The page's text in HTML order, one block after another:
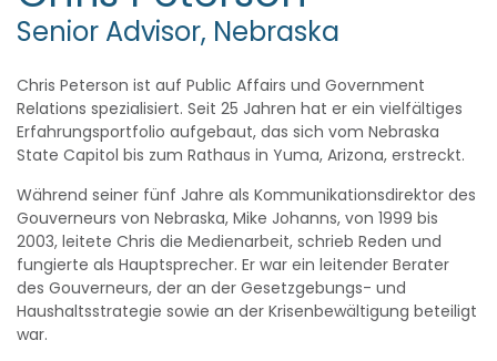
Senior Advisor, Nebraska
Chris Peterson ist auf Public Affairs und Government
Relations spezialisiert. Seit 25 Jahren hat er ein vielfältiges
Erfahrungsportfolio aufgebaut, das sich vom Nebraska
State Capitol bis zum Rathaus in Yuma, Arizona, erstreckt.
Während seiner fünf Jahre als Kommunikationsdirektor des
Gouverneurs von Nebraska, Mike Johanns, von 1999 bis
2003, leitete Chris die Medienarbeit, schrieb Reden und
fungierte als Hauptsprecher. Er war ein leitender Berater
des Gouverneurs, der an der Gesetzgebungs- und
Haushaltsstrategie sowie an der Krisenbewältigung beteiligt
war.